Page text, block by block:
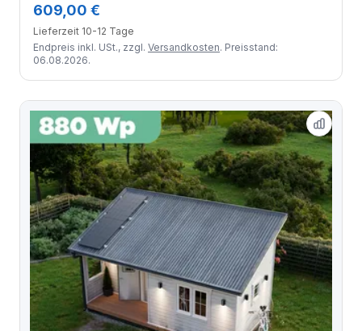
Module
609,00 €
Lieferzeit 10-12 Tage
Endpreis inkl. USt., zzgl. Versandkosten. Preisstand:
06.08.2026.